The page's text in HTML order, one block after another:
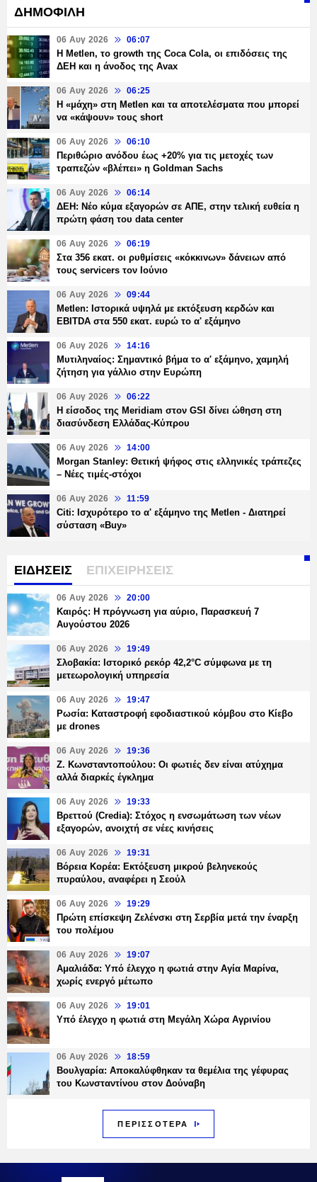
ΔΗΜΟΦΙΛΗ
06 Αυγ 2026 06:07
H Metlen, το growth της Coca Cola, οι επιδόσεις της
ΔΕΗ και η άνοδος της Avax
06 Αυγ 2026 06:25
H «μάχη» στη Metlen και τα αποτελέσματα που μπορεί
να «κάψουν» τους short
06 Αυγ 2026 06:10
Περιθώριο ανόδου έως +20% για τις μετοχές των
τραπεζών «βλέπει» η Goldman Sachs
06 Αυγ 2026 06:14
ΔΕΗ: Νέο κύμα εξαγορών σε ΑΠΕ, στην τελική ευθεία η
πρώτη φάση του data center
06 Αυγ 2026 06:19
Στα 356 εκατ. οι ρυθμίσεις «κόκκινων» δάνειων από
τους servicers τον Ιούνιο
06 Αυγ 2026 09:44
Metlen: Ιστορικά υψηλά με εκτόξευση κερδών και
EBITDA στα 550 εκατ. ευρώ το α' εξάμηνο
06 Αυγ 2026 14:16
Μυτιληναίος: Σημαντικό βήμα το α' εξάμηνο, χαμηλή
ζήτηση για γάλλιο στην Ευρώπη
06 Αυγ 2026 06:22
Η είσοδος της Meridiam στον GSI δίνει ώθηση στη
διασύνδεση Ελλάδας-Κύπρου
06 Αυγ 2026 14:00
Morgan Stanley: Θετική ψήφος στις ελληνικές τράπεζες
– Νέες τιμές-στόχοι
06 Αυγ 2026 11:59
Citi: Ισχυρότερο το α' εξάμηνο της Metlen - Διατηρεί
σύσταση «Buy»
ΕΙΔΗΣΕΙΣ ΕΠΙΧΕΙΡΗΣΕΙΣ
06 Αυγ 2026 20:00
Καιρός: Η πρόγνωση για αύριο, Παρασκευή 7
Αυγούστου 2026
06 Αυγ 2026 19:49
Σλοβακία: Ιστορικό ρεκόρ 42,2°C σύμφωνα με τη
μετεωρολογική υπηρεσία
06 Αυγ 2026 19:47
Ρωσία: Καταστροφή εφοδιαστικού κόμβου στο Κίεβο
με drones
06 Αυγ 2026 19:36
Ζ. Κωνσταντοπούλου: Οι φωτιές δεν είναι ατύχημα
αλλά διαρκές έγκλημα
06 Αυγ 2026 19:33
Βρεττού (Credia): Στόχος η ενσωμάτωση των νέων
εξαγορών, ανοιχτή σε νέες κινήσεις
06 Αυγ 2026 19:31
Βόρεια Κορέα: Εκτόξευση μικρού βεληνεκούς
πυραύλου, αναφέρει η Σεούλ
06 Αυγ 2026 19:29
Πρώτη επίσκεψη Ζελένσκι στη Σερβία μετά την έναρξη
του πολέμου
06 Αυγ 2026 19:07
Αμαλιάδα: Υπό έλεγχο η φωτιά στην Αγία Μαρίνα,
χωρίς ενεργό μέτωπο
06 Αυγ 2026 19:01
Υπό έλεγχο η φωτιά στη Μεγάλη Χώρα Αγρινίου
06 Αυγ 2026 18:59
Βουλγαρία: Αποκαλύφθηκαν τα θεμέλια της γέφυρας
του Κωνσταντίνου στον Δούναβη
ΠΕΡΙΣΣΟΤΕΡΑ